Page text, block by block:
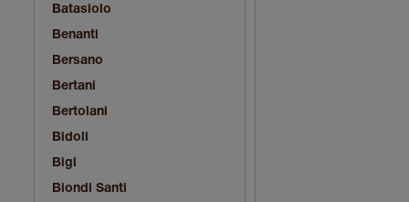
Batasiolo
Benanti
Bersano
Bertani
Bertolani
Bidoli
Bigi
Biondi Santi